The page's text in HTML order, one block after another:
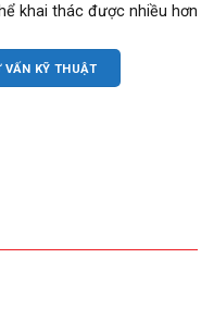
khai thác được nhiều hơn
VẤN KỸ THUẬT